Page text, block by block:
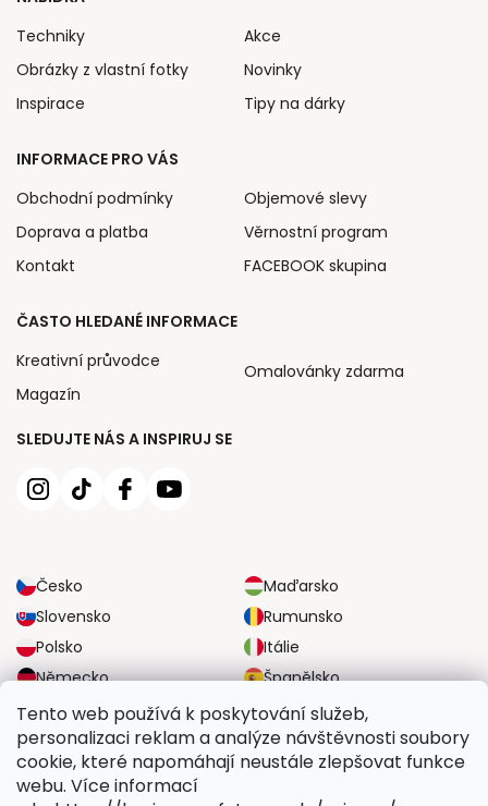
Tento web používá k poskytování služeb,
personalizaci reklam a analýze návštěvnosti soubory
cookie, které napomáhají neustále zlepšovat funkce
webu. Více informací
SLEDUJTE NÁS A INSPIRUJ SE
Česko
Maďarsko
Slovensko
Rumunsko
Polsko
Itálie
Německo
Španělsko
Velká Británie
Rakousko
Techniky
Obrázky z vlastní fotky
Inspirace
Akce
Novinky
Tipy na dárky
INFORMACE PRO VÁS
Obchodní podmínky
Doprava a platba
Kontakt
Objemové slevy
Věrnostní program
FACEBOOK skupina
ČASTO HLEDANÉ INFORMACE
Kreativní průvodce
Magazín
Omalovánky zdarma
SPOLEHLIVÉ MOŽNOSTI DOPRAVY